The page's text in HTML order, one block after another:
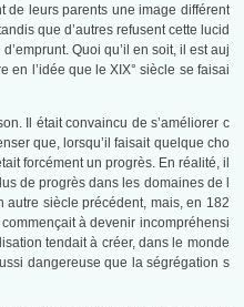
de leurs parents une image différent
que d’autres refusent cette lucid
Quoi qu’il en soit, il est auj
en l’idée que le XIX° siècle se faisai
Il était convaincu de s’améliorer c
que, lorsqu’il faisait quelque cho
forcément un progrès. En réalité, il
de progrès dans les domaines de l
autre siècle précédent, mais, en 182
à devenir incompréhensi
tendait à créer, dans le monde
dangereuse que la ségrégation s